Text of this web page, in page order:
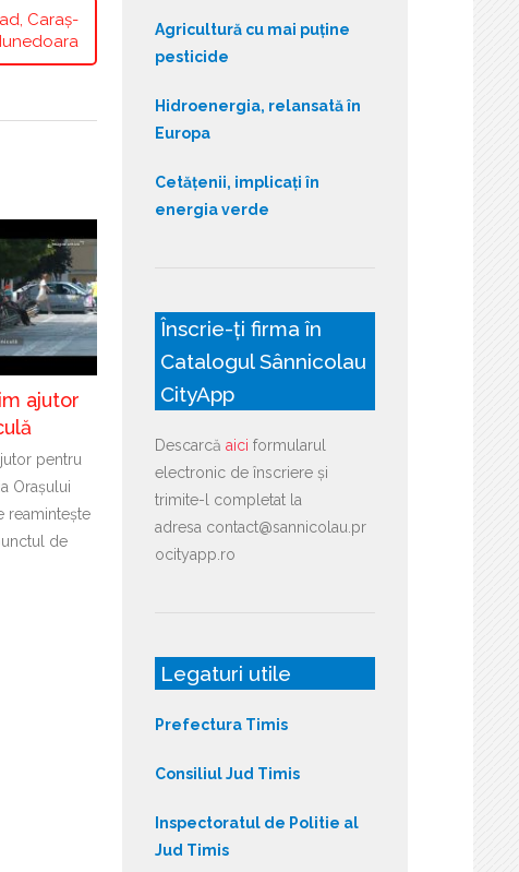
Caraș-
ajutor
pentru
Orașului
reamintește
de
Agricultură cu mai puține
pesticide
Hidroenergia, relansată în
Europa
Cetățenii, implicați în
energia verde
Înscrie-ți firma în
Catalogul Sânnicolau
CityApp
Descarcă aici formularul
electronic de înscriere și
trimite-l completat la
adresa contact@sannicolau.pr
ocityapp.ro
Legaturi utile
Prefectura Timis
Consiliul Jud Timis
Inspectoratul de Politie al
Jud Timis